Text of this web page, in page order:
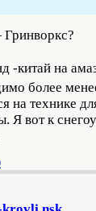
-китай на
более
на технике
Я вот к